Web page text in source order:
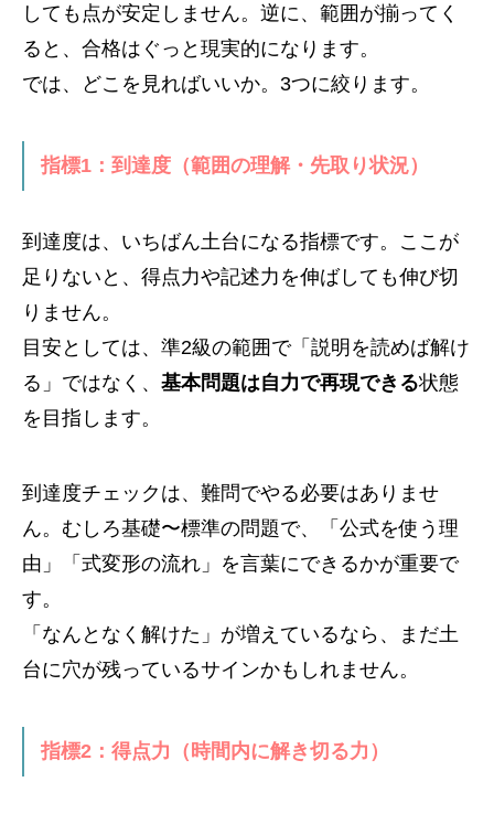
しても点が安定しません。逆に、範囲が揃ってく
ると、合格はぐっと現実的になります。
では、どこを見ればいいか。3つに絞ります。
指標1：到達度（範囲の理解・先取り状況）
到達度は、いちばん土台になる指標です。ここが
足りないと、得点力や記述力を伸ばしても伸び切
りません。
目安としては、準2級の範囲で「説明を読めば解け
る」ではなく、 基本問題は自力で再現できる状態
を目指します。
到達度チェックは、難問でやる必要はありませ
ん。むしろ基礎〜標準の問題で、「公式を使う理
由」「式変形の流れ」を言葉にできるかが重要で
す。
「なんとなく解けた」が増えているなら、まだ土
台に穴が残っているサインかもしれません。
指標2：得点力（時間内に解き切る力）